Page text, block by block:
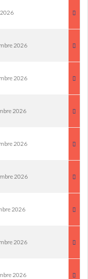
2026
2026
2026
2026
2026
2026
2026
2026